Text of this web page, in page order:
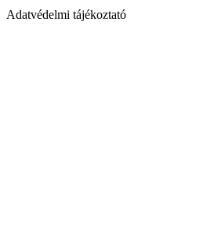
Adatvédelmi tájékoztató